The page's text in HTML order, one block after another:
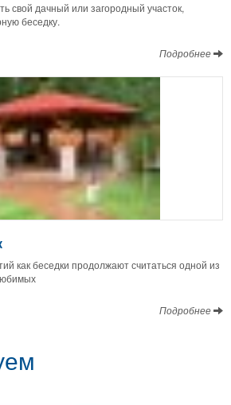
свой дачный или загородный участок,
беседку.
Подробнее
как беседки продолжают считаться одной из
Подробнее